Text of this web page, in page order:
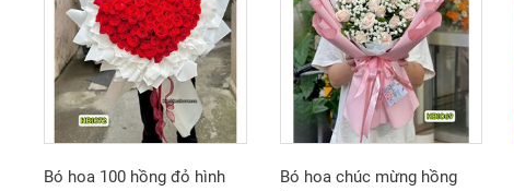
Bó hoa 100 hồng đỏ hình
Bó hoa chúc mừng hồng